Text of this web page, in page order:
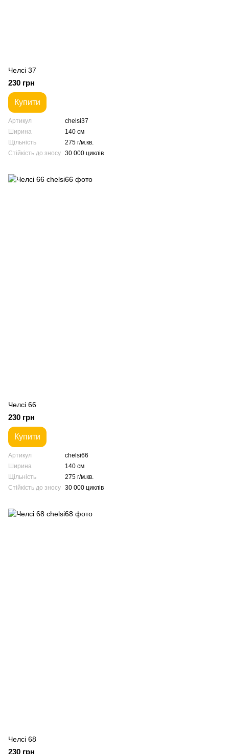
Челсі 37
230 грн
Купити
Артикул
chelsi37
Ширина
140 см
Щільність
275 г/м.кв.
Стійкість до зносу 30 000 циклів
Челсі 66
230 грн
Купити
Артикул
chelsi66
Ширина
140 см
Щільність
275 г/м.кв.
Стійкість до зносу 30 000 циклів
Челсі 68
230 грн